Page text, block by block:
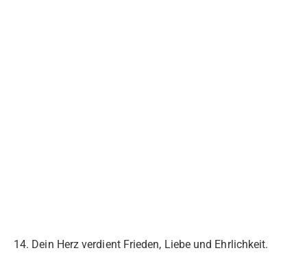
14. Dein Herz verdient Frieden, Liebe und Ehrlichkeit.